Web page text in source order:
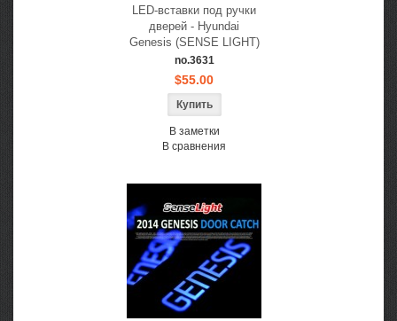
LED-вставки под ручки
дверей - Hyundai
Genesis (SENSE LIGHT)
no.3631
$55.00
В заметки
В сравнения